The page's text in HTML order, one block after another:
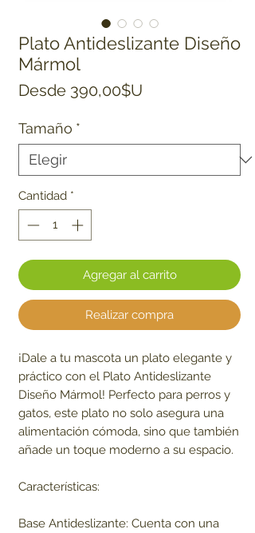
Plato Antideslizante Diseño
Mármol
Desde 390,00$U
Tamaño *
Cantidad *
Agregar al carrito
Realizar compra
¡Dale a tu mascota un plato elegante y
práctico con el Plato Antideslizante
Diseño Mármol! Perfecto para perros y
gatos, este plato no solo asegura una
alimentación cómoda, sino que también
añade un toque moderno a su espacio.
Características:
Base Antideslizante: Cuenta con una